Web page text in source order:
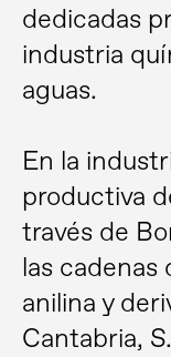
dedicadas
industria
aguas.
En la
productiva
través de
las cadenas
anilina y
Cantabria,